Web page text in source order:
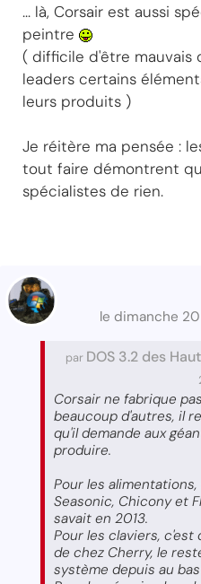
... là, Corsair est aussi
peintre
( difficile d'être mauvais
leaders certains
leurs produits )
Je réitère ma pensée :
tout faire démontrent
spécialistes de rien.
le dimanche
par DOS 3.2 des
Corsair ne fabrique
beaucoup d'autres, il
qu'il demande aux
produire.
Pour les alimentations,
Seasonic, Chicony et
savait en 2013.
Pour les claviers, c'est
de chez Cherry, le
système depuis au